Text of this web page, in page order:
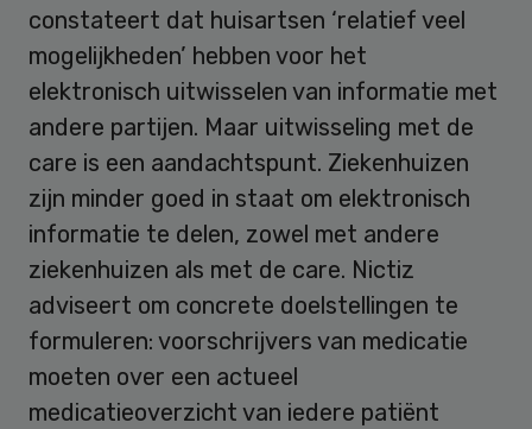
constateert dat huisartsen ‘relatief veel
mogelijkheden’ hebben voor het
elektronisch uitwisselen van informatie met
andere partijen. Maar uitwisseling met de
care is een aandachtspunt. Ziekenhuizen
zijn minder goed in staat om elektronisch
informatie te delen, zowel met andere
ziekenhuizen als met de care. Nictiz
adviseert om concrete doelstellingen te
formuleren: voorschrijvers van medicatie
moeten over een actueel
medicatieoverzicht van iedere patiënt